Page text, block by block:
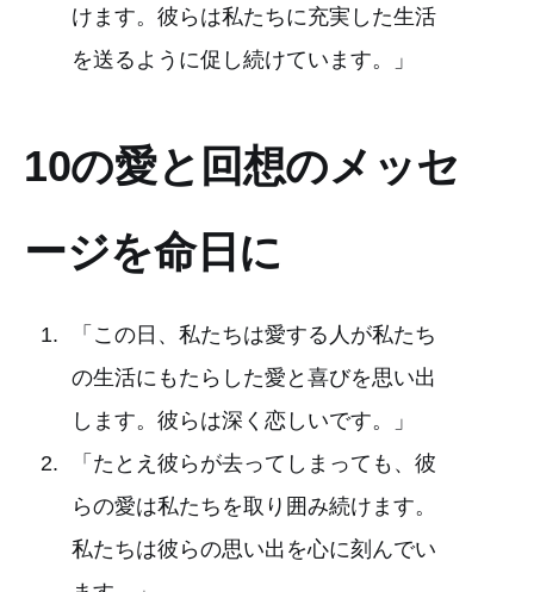
けます。彼らは私たちに充実した生活
を送るように促し続けています。」
10の愛と回想のメッセ
ージを命日に
「この日、私たちは愛する人が私たち
の生活にもたらした愛と喜びを思い出
します。彼らは深く恋しいです。」
「たとえ彼らが去ってしまっても、彼
らの愛は私たちを取り囲み続けます。
私たちは彼らの思い出を心に刻んでい